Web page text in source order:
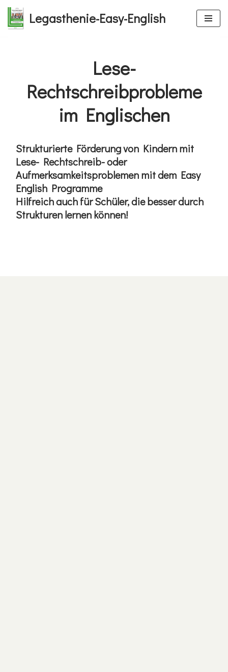
Zum
Legasthenie-Easy-English
Lese-
Rechtschreibprobleme
im Englischen
Strukturierte Förderung von Kindern mit
Lese- Rechtschreib- oder
Aufmerksamkeitsproblemen mit dem Easy
English Programme
Hilfreich auch für Schüler, die besser durch
Strukturen lernen können!